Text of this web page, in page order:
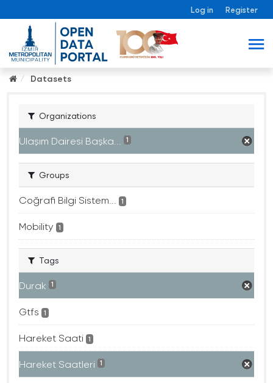
Log in Register
Datasets
Organizations
Ulaşım Dairesi Başka... 1
Groups
Coğrafi Bilgi Sistem... 1
Mobility 1
Tags
Durak 1
Gtfs 1
Hareket Saati 1
Hareket Saatleri 1